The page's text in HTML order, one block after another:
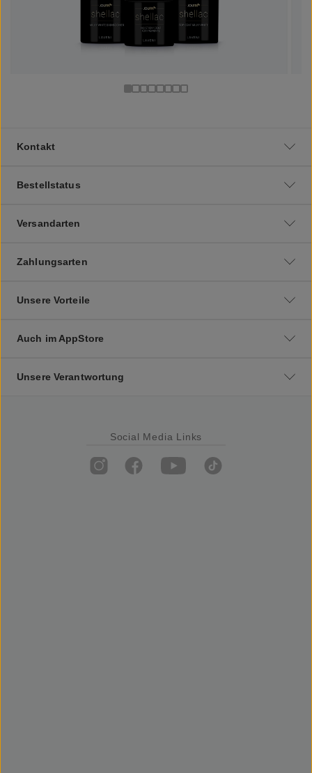
Kontakt
Bestellstatus
Versandarten
Zahlungsarten
Unsere Vorteile
Auch im AppStore
Unsere Verantwortung
Social Media Links